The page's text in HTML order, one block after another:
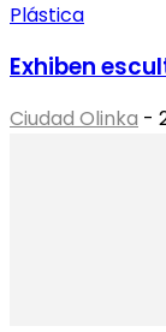
Plástica
Exhiben
Ciudad Olinka -